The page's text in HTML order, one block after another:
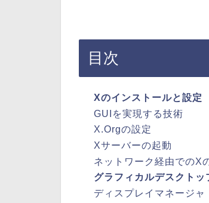
目次
Xのインストールと設定
GUIを実現する技術
X.Orgの設定
Xサーバーの起動
ネットワーク経由でのX
グラフィカルデスクトッ
ディスプレイマネージャ